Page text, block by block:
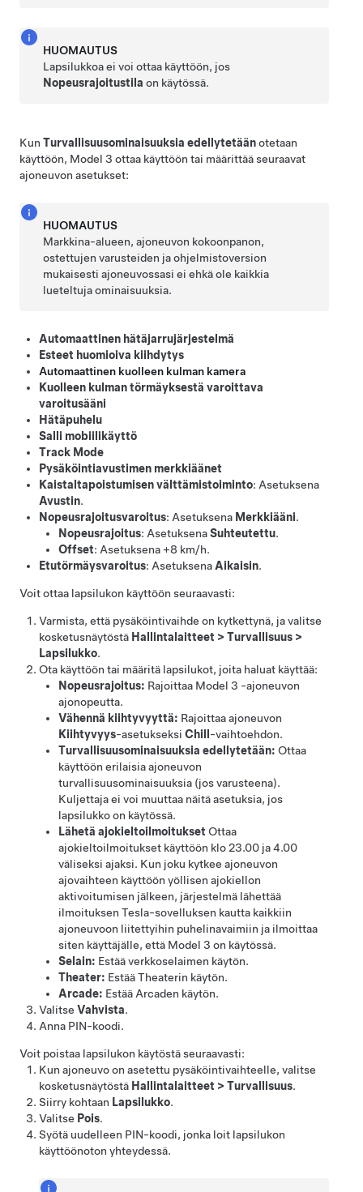
HUOMAUTUS
Lapsilukkoa ei voi ottaa käyttöön, jos
Nopeusrajoitustila on käytössä.
Kun Turvallisuusominaisuuksia edellytetäänotetaan
käyttöön, Model 3 ottaa käyttöön tai määrittää seuraavat
ajoneuvon asetukset:
HUOMAUTUS
Markkina-alueen, ajoneuvon kokoonpanon,
ostettujen varusteiden ja ohjelmistoversion
mukaisesti ajoneuvossasi ei ehkä ole kaikkia
lueteltuja ominaisuuksia.
Automaattinen hätäjarrujärjestelmä
Esteet huomioiva kiihdytys
Automaattinen kuolleen kulman kamera
Kuolleen kulman törmäyksestä varoittava
varoitusääni
Hätäpuhelu
Salli mobiilikäyttö
Track Mode
Pysäköintiavustimen merkkiäänet
Kaistaltapoistumisen välttämistoiminto: Asetuksena
Avustin.
Nopeusrajoitusvaroitus: Asetuksena Merkkiääni.
Nopeusrajoitus: AsetuksenaSuhteutettu.
Offset: Asetuksena+8 km/h.
Etutörmäysvaroitus: Asetuksena Aikaisin.
Voit ottaa lapsilukon käyttöön seuraavasti:
Varmista, että pysäköintivaihde on kytkettynä, ja valitse
kosketusnäytöstä Hallintalaitteet > Turvallisuus >
Lapsilukko.
Ota käyttöön tai määritä lapsilukot, joita haluat käyttää:
Nopeusrajoitus: Rajoittaa Model 3 -ajoneuvon
ajonopeutta.
Vähennä kiihtyvyyttä: Rajoittaa ajoneuvon
Kiihtyvyys-asetukseksi Chill -vaihtoehdon.
Turvallisuusominaisuuksia edellytetään: Ottaa
käyttöön erilaisia ajoneuvon
turvallisuusominaisuuksia (jos varusteena).
Kuljettaja ei voi muuttaa näitä asetuksia, jos
lapsilukko on käytössä.
Lähetä ajokieltoilmoitukset Ottaa
ajokieltoilmoitukset käyttöön klo 23.00 ja 4.00
väliseksi ajaksi. Kun joku kytkee ajoneuvon
ajovaihteen käyttöön yöllisen ajokiellon
aktivoitumisen jälkeen, järjestelmä lähettää
ilmoituksen Tesla-sovelluksen kautta kaikkiin
ajoneuvoon liitettyihin puhelinavaimiin ja ilmoittaa
siten käyttäjälle, että Model 3 on käytössä.
Selain: Estää verkkoselaimen käytön.
Theater: Estää Theaterin käytön.
Arcade: Estää Arcaden käytön.
Valitse Vahvista.
Anna PIN-koodi.
Voit poistaa lapsilukon käytöstä seuraavasti:
Kun ajoneuvo on asetettu pysäköintivaihteelle, valitse
kosketusnäytöstä Hallintalaitteet > Turvallisuus.
Siirry kohtaan Lapsilukko.
Valitse Pois.
Syötä uudelleen PIN-koodi, jonka loit lapsilukon
käyttöönoton yhteydessä.